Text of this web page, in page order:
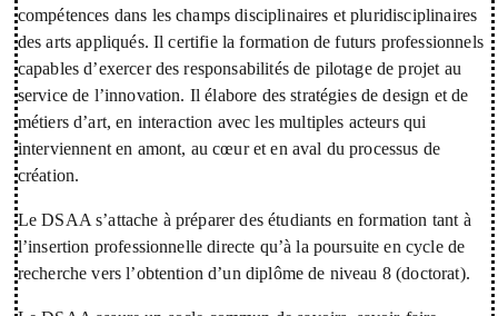
compétences dans les champs disciplinaires et pluridisciplinaires
des arts appliqués. Il certifie la formation de futurs professionnels
capables d’exercer des responsabilités de pilotage de projet au
service de l’innovation. Il élabore des stratégies de design et de
métiers d’art, en interaction avec les multiples acteurs qui
interviennent en amont, au cœur et en aval du processus de
création.
Le DSAA s’attache à préparer des étudiants en formation tant à
l’insertion professionnelle directe qu’à la poursuite en cycle de
recherche vers l’obtention d’un diplôme de niveau 8 (doctorat).